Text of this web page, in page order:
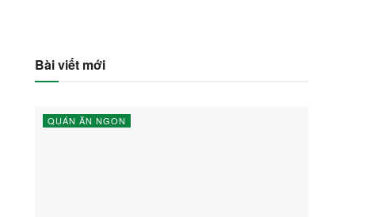
Bài viết mới
QUÁN ĂN NGON